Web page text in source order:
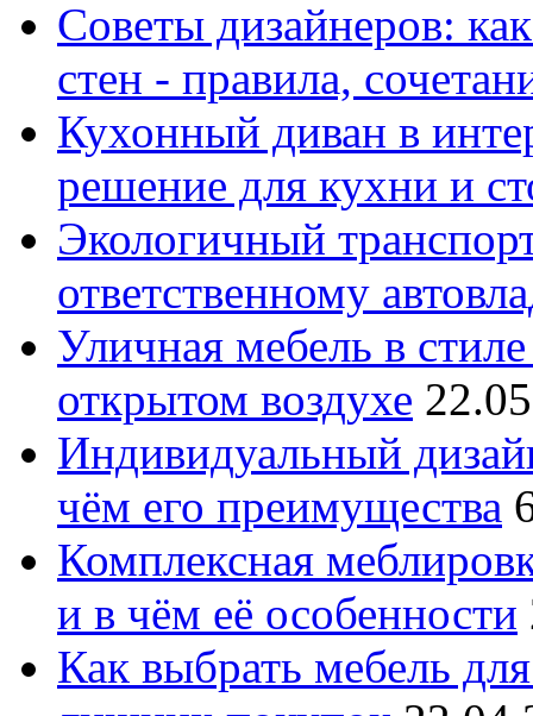
Советы дизайнеров:
стен - правила,
Кухонный диван в
решение для кухни и
Экологичный
ответственному
Уличная мебель в
открытом воздухе
Индивидуальный
чём его преимущества
Комплексная
и в чём её особенности
Как выбрать мебель